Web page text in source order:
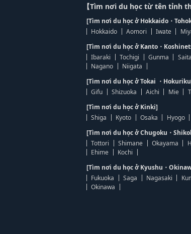
【Tìm nơi du học từ tên tỉnh
[Tìm nơi du học ở Hokkaido・
Hokkaido
Aomori Iwate
[Tìm nơi du học ở Kanto・
Ibaraki
Tochigi Gunma
Nagano
Niigata
[Tìm nơi du học ở Tokai ・
Gifu
Shizuoka Aichi Mie
[Tìm nơi du học ở Kinki]
Shiga
Kyoto Osaka Hyogo
[Tìm nơi du học ở Chugoku・
Tottori
Shimane Okayama
Ehime
Kochi
[Tìm nơi du học ở Kyushu・
Fukuoka
Saga Nagasaki
Okinawa